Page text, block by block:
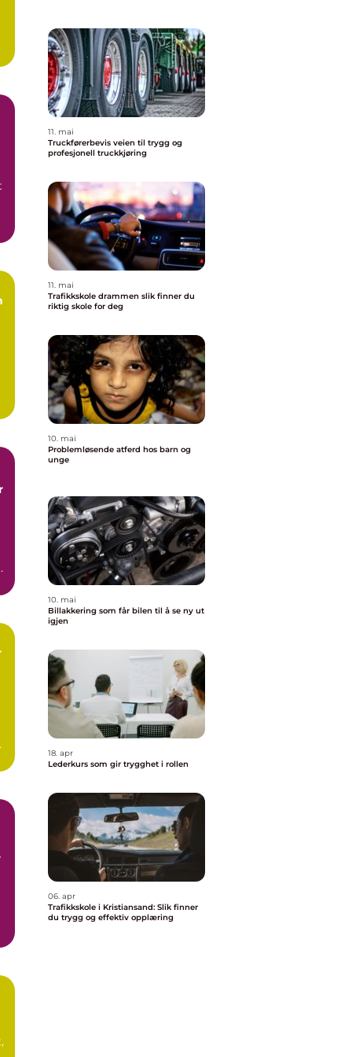
11. mai
Truckførerbevis veien til trygg og
profesjonell truckkjøring
11. mai
Trafikkskole drammen slik finner du
riktig skole for deg
10. mai
Problemløsende atferd hos barn og
unge
10. mai
Billakkering som får bilen til å se ny ut
igjen
18. apr
Lederkurs som gir trygghet i rollen
06. apr
Trafikkskole i Kristiansand: Slik finner
du trygg og effektiv opplæring